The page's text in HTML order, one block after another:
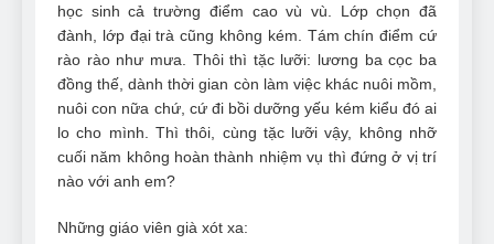
học sinh cả trường điểm cao vù vù. Lớp chọn đã
đành, lớp đại trà cũng không kém. Tám chín điểm cứ
rào rào như mưa. Thôi thì tặc lưỡi: lương ba cọc ba
đồng thế, dành thời gian còn làm việc khác nuôi mồm,
nuôi con nữa chứ, cứ đi bồi dưỡng yếu kém kiểu đó ai
lo cho mình. Thì thôi, cùng tặc lưỡi vậy, không nhỡ
cuối năm không hoàn thành nhiệm vụ thì đứng ở vị trí
nào với anh em?
Những giáo viên già xót xa: